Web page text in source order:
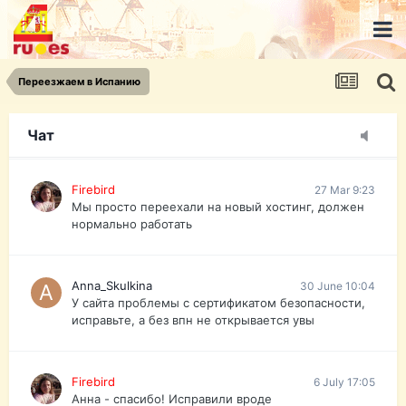
Переезжаем в Испанию
Чат
urist.dokument@gmail.com
https://pasport-ua.com/
Телеграмм @uristpassua
Firebird
Друзья - из России без VPN сайт и форум
Firebird 27 Mar 9:23
Мы просто переехали на новый хостинг, должен
нормально работать
Anna_Skulkina 30 June 10:04
У сайта проблемы с сертификатом безопасности,
исправьте, а без впн не открывается увы
Firebird 6 July 17:05
Анна - спасибо! Исправили вроде